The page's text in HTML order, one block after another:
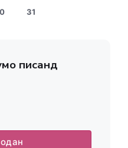
31
писанд